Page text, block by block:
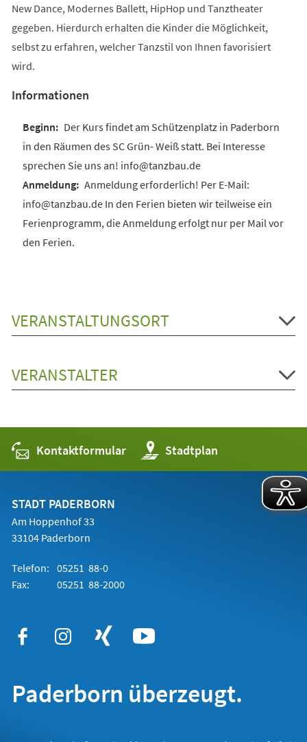
New Dance, Modernes Ballett, HipHop und Tanztheater
gegeben. Hierdurch erhalten die Kinder die Möglichkeit,
selbst zu erfahren, welcher Tanzstil von Ihnen favorisiert
wird.
Informationen
Der Kurs findet am Schützenplatz in Paderborn
in den Räumen des SC Grün- Weiß statt. Bei Interesse
sprechen Sie uns an! info@tanzbau.de
Anmeldung erforderlich! Per E-Mail:
info@tanzbau.de In den Ferien bieten wir teilweise ein
Ferienprogramm, die Anmeldung erfolgt nur per Mail vor
den Ferien.
VERANSTALTUNGSORT
VERANSTALTER
Kontaktformular Stadtplan
(Öffnet
in
einem
STADT PADERBORN
Am Hoppenhof 33
33104 Paderborn
Telefon: 05251 88-0
Fax:
05251 88-2000
Paderborn überzeugt.